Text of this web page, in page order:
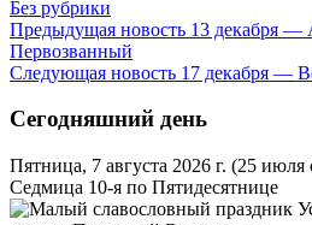
Без рубрики
Предыдущая новость 13 декабря —
Первозванный
Следующая новость 17 декабря —
Сегодняшний день
Пятница, 7 августа 2026 г. (25 июля
Седмица 10-я по Пятидесятнице